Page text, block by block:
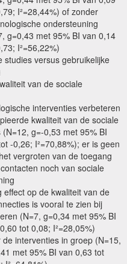
I²=28,44%) of zonder
ondersteuning
g=0,43 met 95% BI van 0,14
I²=56,22%)
studies versus gebruikelijke
van de sociale
interventies verbeteren
kwaliteit van de sociale
g=-0,53 met 95% BI
-0,26; I²=70,88%); er is geen
vergroten van de toegang
noch van sociale
effect op de kwaliteit van de
is vooral te zien bij
(N=7, g=0,34 met 95% BI
tot 0,08; I²=28,05%)
de interventies in groep (N=15,
met 95% BI van 0,63 tot